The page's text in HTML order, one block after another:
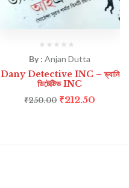
By : Anjan Dutta
Dany Detective INC – ড্যানি
ডিটেক্টিভ INC
₹250.00 ₹212.50